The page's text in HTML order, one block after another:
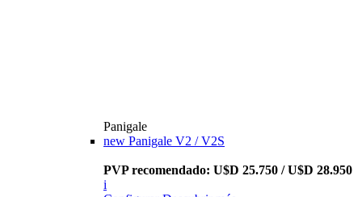
Panigale
new Panigale V2 / V2S
PVP recomendado: U$D 25.750 / U$D 28.950
i